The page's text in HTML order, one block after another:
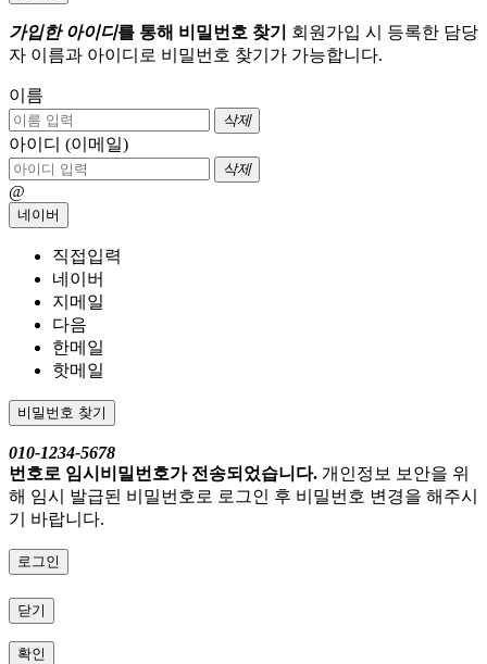
가입한 아이디를 통해 비밀번호 찾기
회원가입 시 등록한 담당
자 이름과 아이디로 비밀번호 찾기가 가능합니다.
이름
삭제
아이디 (이메일)
삭제
@
네이버
직접입력
네이버
지메일
다음
한메일
핫메일
비밀번호 찾기
010-1234-5678
번호로 임시비밀번호가 전송되었습니다. 개인정보 보안을 위
해 임시 발급된 비밀번호로 로그인 후 비밀번호 변경을 해주시
기 바랍니다.
로그인
닫기
확인